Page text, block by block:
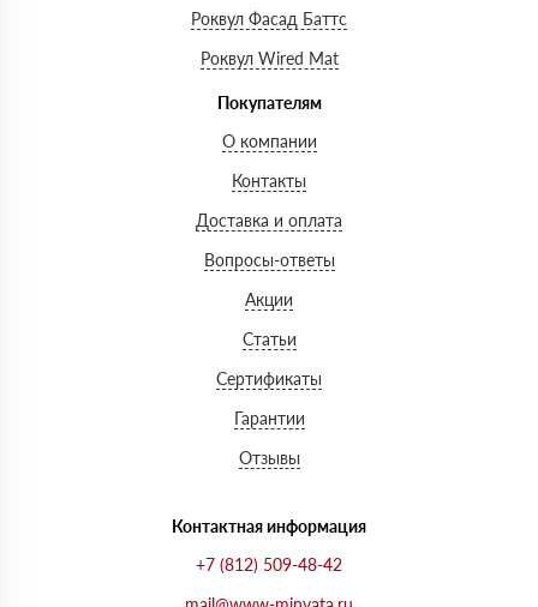
Роквул Фасад Баттс
Роквул Wired Mat
Покупателям
О компании
Контакты
Доставка и оплата
Вопросы-ответы
Акции
Статьи
Сертификаты
Гарантии
Отзывы
Контактная информация
+7 (812) 509-48-42